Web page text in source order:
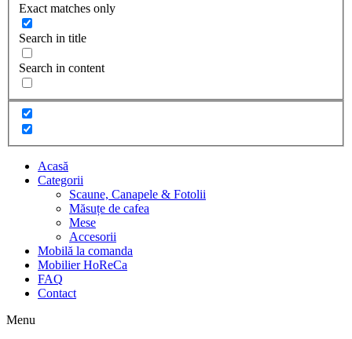
Exact matches only
Search in title
Search in content
Acasă
Categorii
Scaune, Canapele & Fotolii
Măsuțe de cafea
Mese
Accesorii
Mobilă la comanda
Mobilier HoReCa
FAQ
Contact
Menu